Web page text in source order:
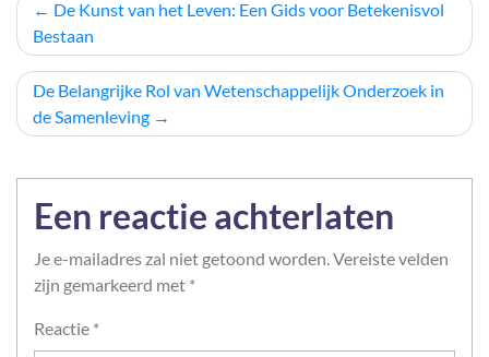
Berichtnavigatie
De Kunst van het Leven: Een Gids voor Betekenisvol
Bestaan
De Belangrijke Rol van Wetenschappelijk Onderzoek in
de Samenleving
Een reactie achterlaten
Je e-mailadres zal niet getoond worden.Vereiste velden
zijn gemarkeerd met *
Reactie *